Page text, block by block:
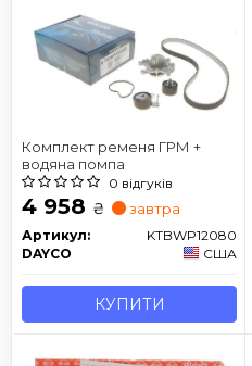
Комплект ременя ГРМ +
водяна помпа
0 відгуків
4 958 ₴ завтра
Артикул:
KTBWP12080
DAYCO
США
КУПИТИ